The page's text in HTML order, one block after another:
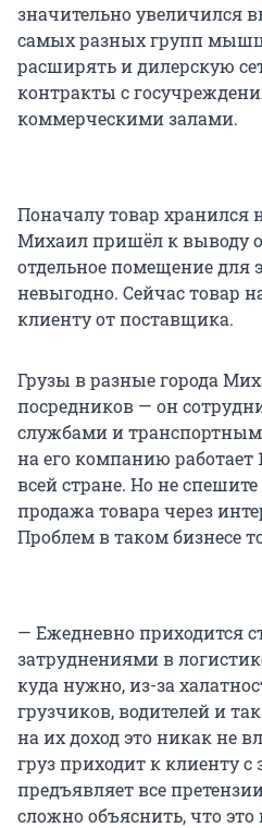
значительно увеличился
самых разных групп
расширять и дилерскую
контракты с
коммерческими залами.
Поначалу товар хранился
Михаил пришёл к выводу о
отдельное помещение для
невыгодно. Сейчас товар
клиенту от поставщика.
Грузы в разные города
посредников — он
службами и
на его компанию работает
всей стране. Но не
продажа товара через
Проблем в таком бизнесе
— Ежедневно приходится
затруднениями в
куда нужно, из-за
грузчиков, водителей и
на их доход это никак не
груз приходит к клиенту с
предъявляет все
сложно объяснить, что это